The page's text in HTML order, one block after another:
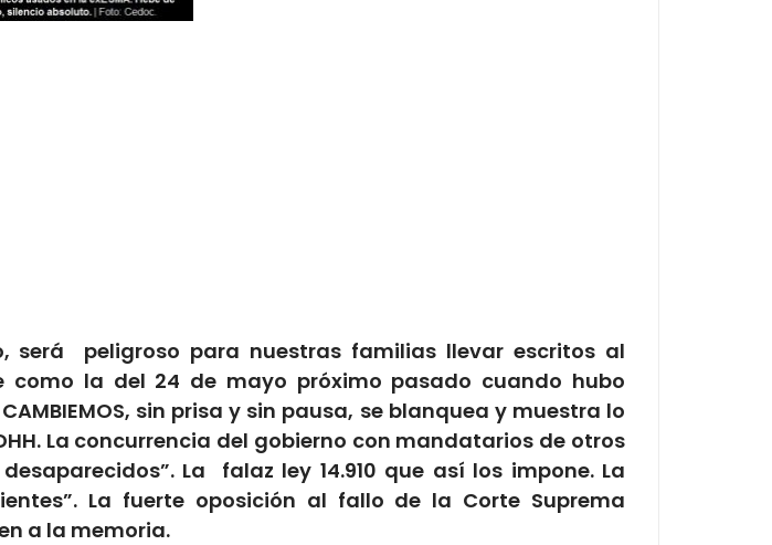
será peligroso para nuestras familias llevar escritos al
la del 24 de mayo próximo pasado cuando hubo
sin prisa y sin pausa, se blanquea y muestra lo
La concurrencia del gobierno con mandatarios de otros
La falaz ley 14.910 que así los impone. La
La fuerte oposición al fallo de la Corte Suprema
a la memoria.